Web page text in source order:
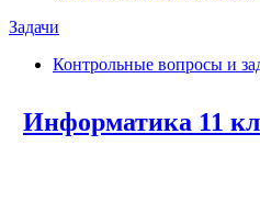
Задачи
Контрольные вопросы и
Информатика 11